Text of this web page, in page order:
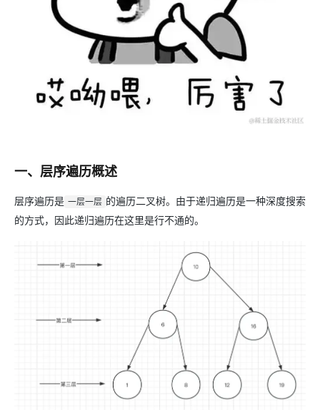
一、层序遍历概述
层序遍历是 一层一层 的遍历二叉树。由于递归遍历是一种深度搜索
的方式，因此递归遍历在这里是行不通的。